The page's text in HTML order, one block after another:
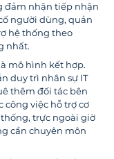
đảm nhận tiếp nhận
người dùng, quản
hệ thống theo
nhất.
mô hình kết hợp.
duy trì nhân sự IT
thêm đối tác bên
công việc hỗ trợ cơ
trực ngoài giờ
cần chuyên môn